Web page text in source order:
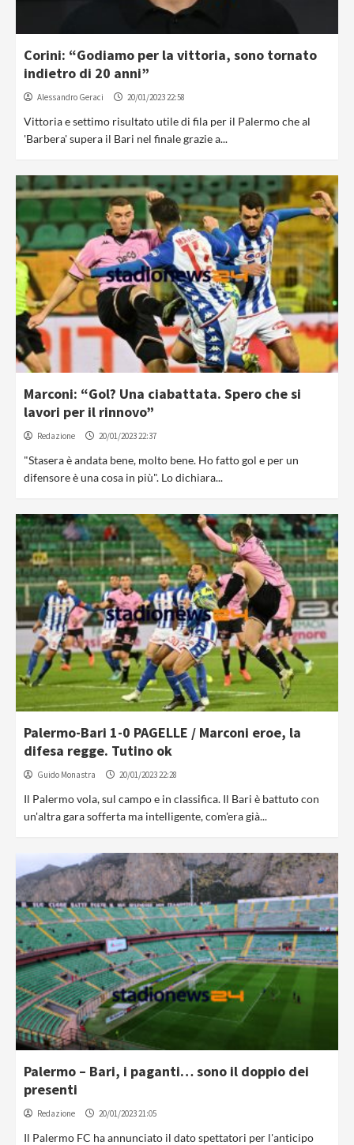
Corini: “Godiamo per la vittoria, sono tornato
indietro di 20 anni”
Alessandro Geraci 20/01/2023 22:58
Vittoria e settimo risultato utile di fila per il Palermo che al
'Barbera' supera il Bari nel finale grazie a...
Marconi: “Gol? Una ciabattata. Spero che si
lavori per il rinnovo”
Redazione 20/01/2023 22:37
"Stasera è andata bene, molto bene. Ho fatto gol e per un
difensore è una cosa in più". Lo dichiara...
Palermo-Bari 1-0 PAGELLE / Marconi eroe, la
difesa regge. Tutino ok
Guido Monastra 20/01/2023 22:28
Il Palermo vola, sul campo e in classifica. Il Bari è battuto con
un'altra gara sofferta ma intelligente, com'era già...
Palermo – Bari, i paganti… sono il doppio dei
presenti
Redazione 20/01/2023 21:05
Il Palermo FC ha annunciato il dato spettatori per l'anticipo